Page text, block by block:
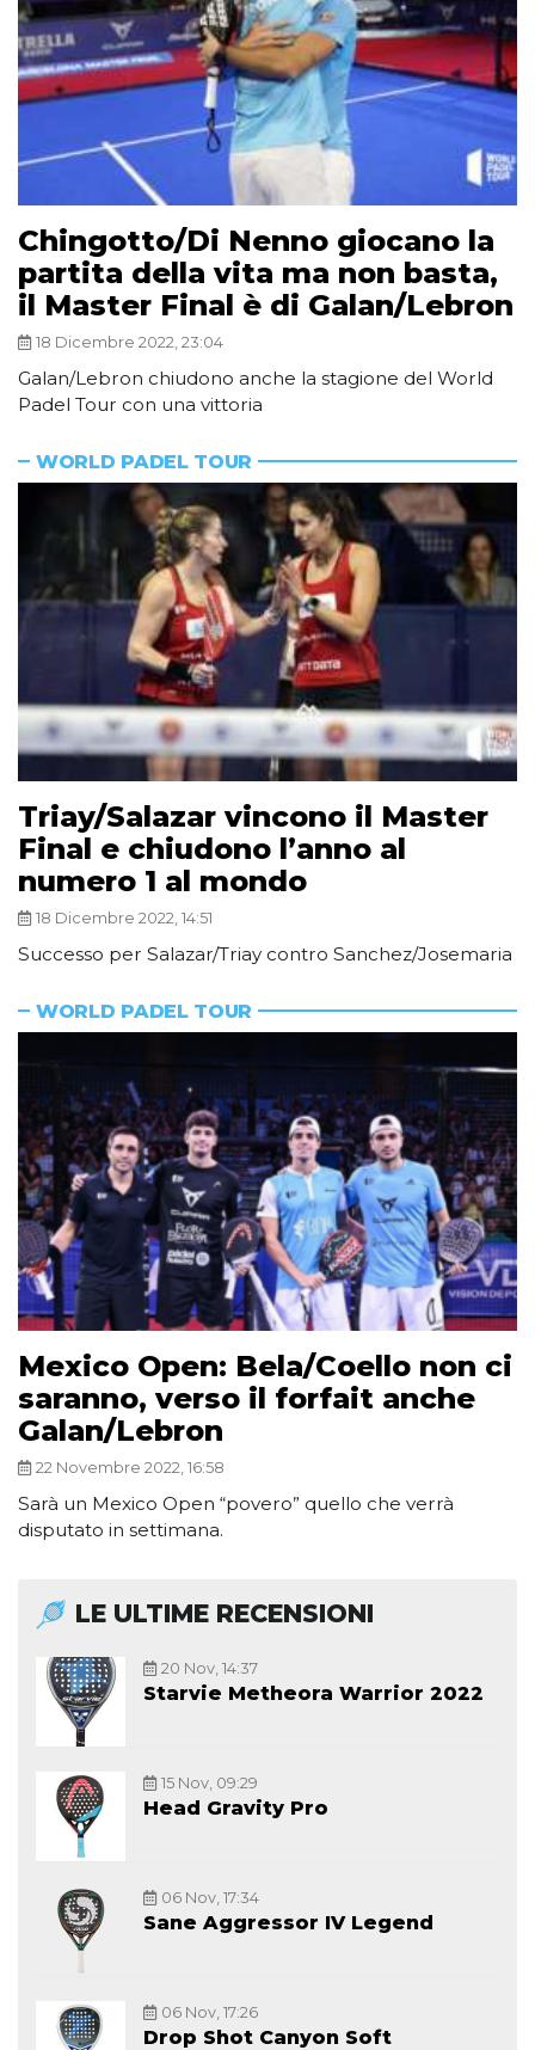
Chingotto/Di Nenno giocano la
partita della vita ma non basta,
il Master Final è di Galan/Lebron
18 Dicembre 2022, 23:04
Galan/Lebron chiudono anche la stagione del World
Padel Tour con una vittoria
WORLD PADEL TOUR
Triay/Salazar vincono il Master
Final e chiudono l’anno al
numero 1 al mondo
18 Dicembre 2022, 14:51
Successo per Salazar/Triay contro Sanchez/Josemaria
WORLD PADEL TOUR
Mexico Open: Bela/Coello non ci
saranno, verso il forfait anche
Galan/Lebron
22 Novembre 2022, 16:58
Sarà un Mexico Open “povero” quello che verrà
disputato in settimana.
LE ULTIME RECENSIONI
20 Nov, 14:37
Starvie Metheora Warrior 2022
15 Nov, 09:29
Head Gravity Pro
06 Nov, 17:34
Sane Aggressor IV Legend
06 Nov, 17:26
Drop Shot Canyon Soft